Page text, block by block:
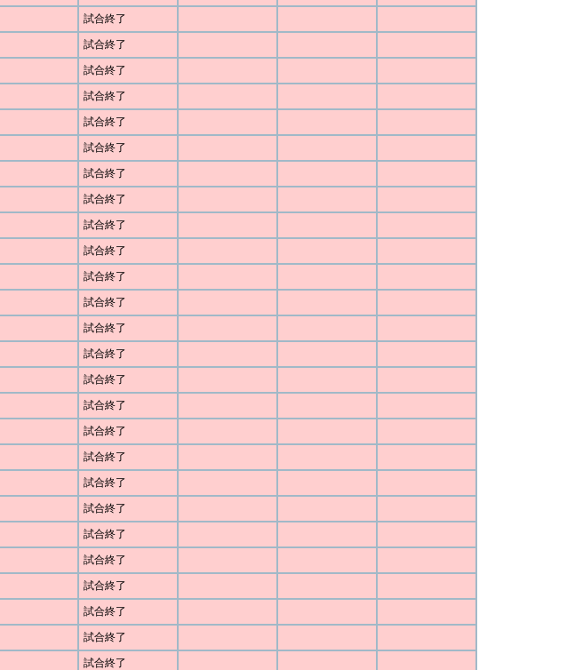
試合終了
試合終了
試合終了
試合終了
試合終了
試合終了
試合終了
試合終了
試合終了
試合終了
試合終了
試合終了
試合終了
試合終了
試合終了
試合終了
試合終了
試合終了
試合終了
試合終了
試合終了
試合終了
試合終了
試合終了
試合終了
試合終了